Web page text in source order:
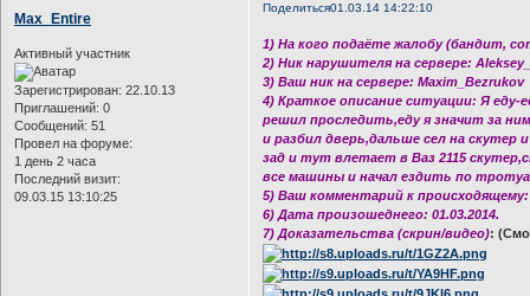
Поделиться01.03.14 14:22:10
Max_Entire
Активный участник
Зарегистрирован: 22.10.13
Приглашений: 0
Сообщений: 51
Провел на форуме:
1 день 2 часа
Последний визит:
09.03.15 13:10:25
1) На кого подаёте жалобу (бандит,
2) Ник нарушителя на сервере:
3) Ваш ник на сервере: Maxim_Bezrukov
4) Краткое описание ситуации: Я
решил проследить,еду я значит за
и разбил дверь,дальше сел на скутер
зад и тут влетает в Ваз 2115
все машины и начал ездить по
5) Ваш комментарий к происходящему:
6) Дата произошеднего: 01.03.2014.
7) Доказательства (скрин/видео):